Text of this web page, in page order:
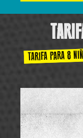
TARIFA PARA 8